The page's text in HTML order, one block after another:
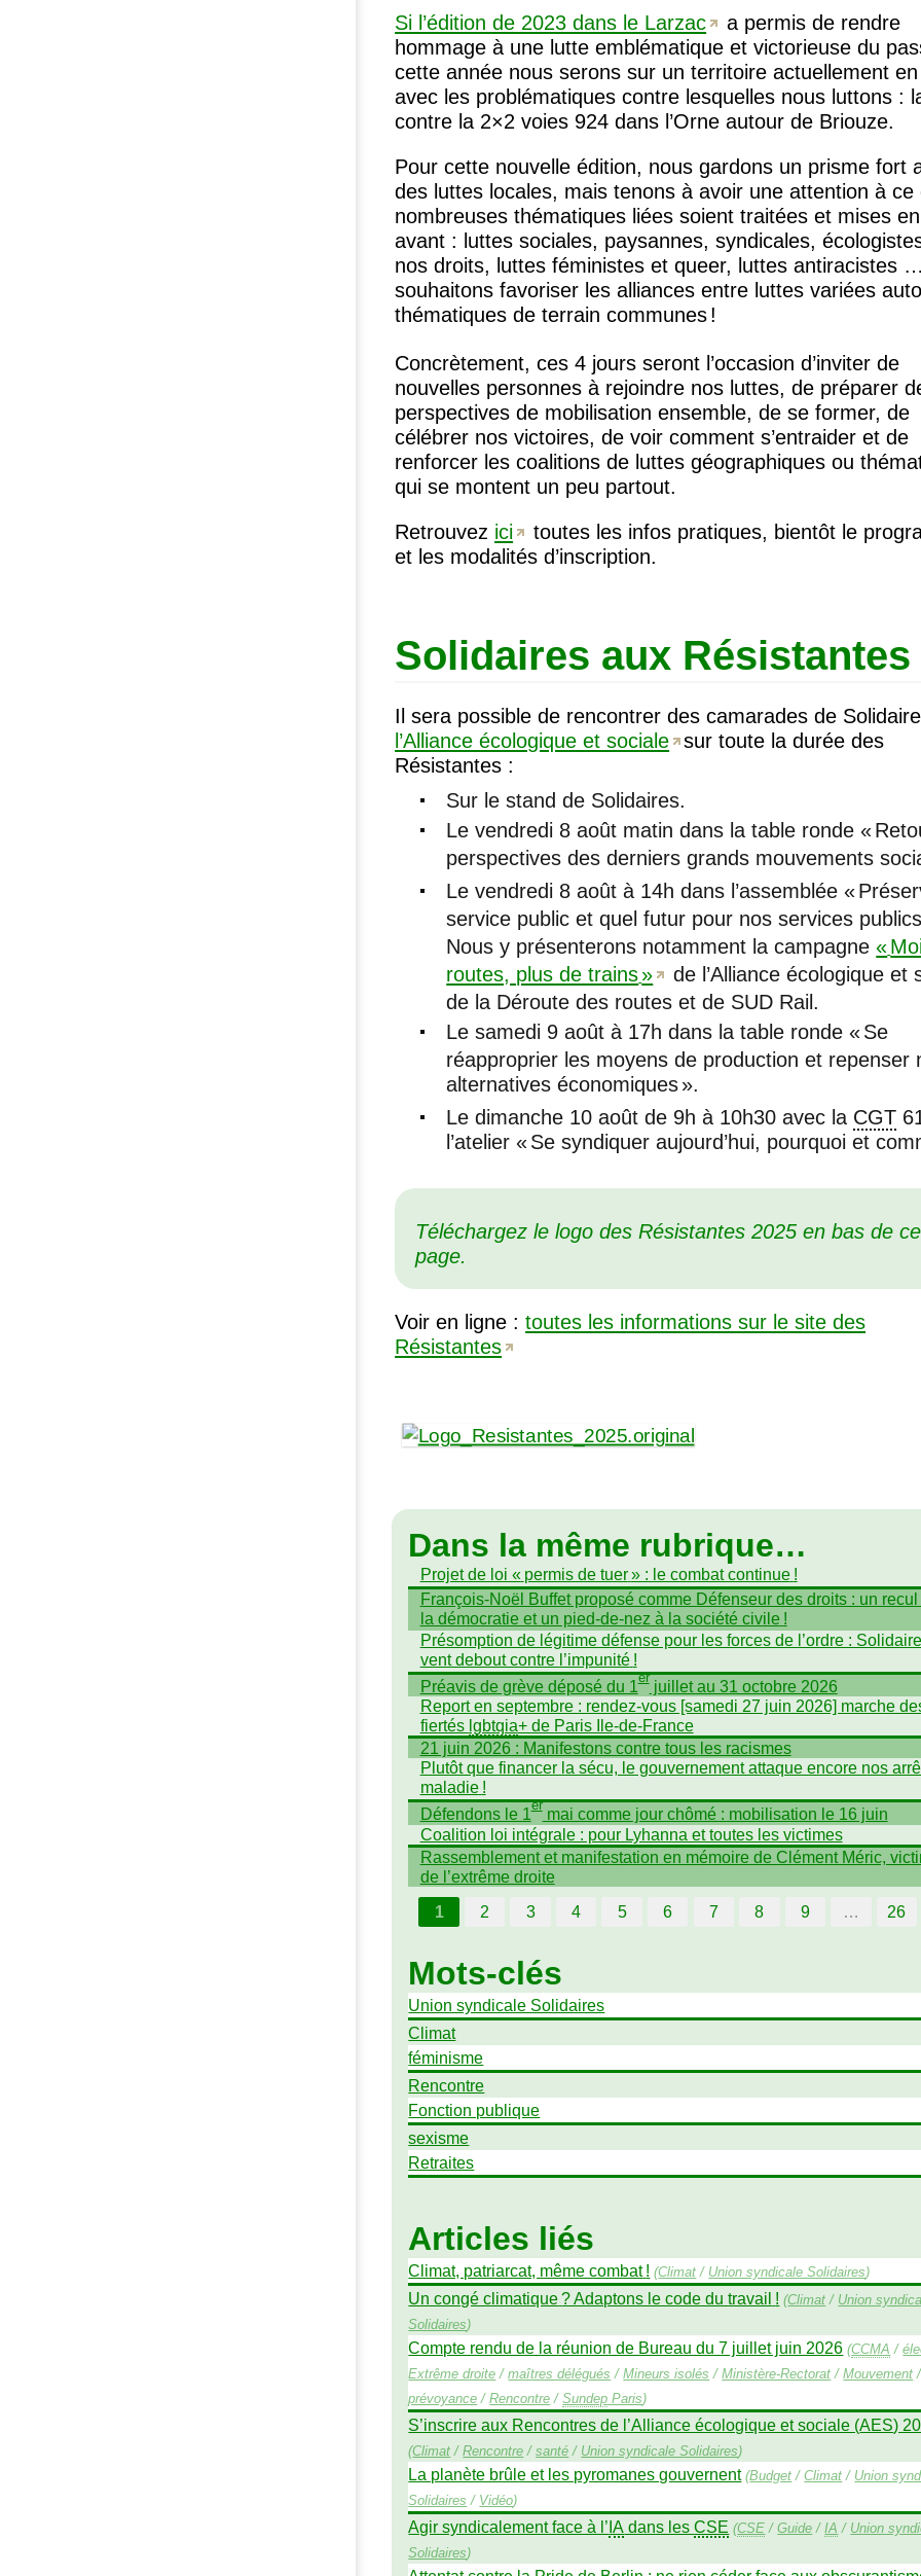
Si l’édition de 2023 dans le Larzac
a permis de rendre
hommage à une lutte emblématique et victorieuse du
cette année nous serons sur un territoire actuellement
avec les problématiques contre lesquelles nous luttons :
contre la 2×2 voies 924 dans l’Orne autour de Briouze.
Pour cette nouvelle édition, nous gardons un prisme fort
des luttes locales, mais tenons à avoir une attention à ce
nombreuses thématiques liées soient traitées et mises en
avant : luttes sociales, paysannes, syndicales,
nos droits, luttes féministes et queer, luttes antiracistes
souhaitons favoriser les alliances entre luttes variées
thématiques de terrain communes!
Concrètement, ces 4 jours seront l’occasion d’inviter de
nouvelles personnes à rejoindre nos luttes, de préparer
perspectives de mobilisation ensemble, de se former, de
célébrer nos victoires, de voir comment s’entraider et de
renforcer les coalitions de luttes géographiques ou
qui se montent un peu partout.
Retrouvez ici
toutes les infos pratiques, bientôt le
et les modalités d’inscription.
Solidaires aux Résistantes
Il sera possible de rencontrer des camarades de
l’Alliance écologique et sociale
sur toute la durée des
Résistantes :
Sur le stand de Solidaires.
Le vendredi 8 août matin dans la table ronde «
perspectives des derniers grands mouvements
Le vendredi 8 août à 14h dans l’assemblée «
service public et quel futur pour nos services publics
Nous y présenterons notamment la campagne «
routes, plus de trains»
de l’Alliance écologique et
de la Déroute des routes et de SUD Rail.
Le samedi 9 août à 17h dans la table ronde «Se
réapproprier les moyens de production et repenser
alternatives économiques».
Le dimanche 10 août de 9h à 10h30 avec la CGT
l’atelier «Se syndiquer aujourd’hui, pourquoi et
Téléchargez le logo des Résistantes 2025 en bas de
page.
Voir en ligne :toutes les informations sur le site des
Résistantes
Dans la même rubrique…
Projet de loi « permis de tuer» : le combat continue !
François-Noël Buffet proposé comme Défenseur des droits : un recul
la démocratie et un pied-de-nez à la société civile !
Présomption de légitime défense pour les forces de l’ordre :
vent debout contre l’impunité !
Préavis de grève déposé du 1erjuillet au 31 octobre 2026
Report en septembre : rendez-vous [samedi 27 juin 2026] marche
fiertés lgbtqia+ de Paris Ile-de-France
21 juin 2026 : Manifestons contre tous les racismes
Plutôt que financer la sécu, le gouvernement attaque encore nos
maladie !
Défendons le 1ermai comme jour chômé : mobilisation le 16 juin
Coalition loi intégrale : pour Lyhanna et toutes les victimes
Rassemblement et manifestation en mémoire de Clément Méric,
de l’extrême droite
1
2 3 4 5 6 7 8 9 … 26
Mots-clés
Union syndicale Solidaires
Climat
féminisme
Rencontre
Fonction publique
sexisme
Retraites
Articles liés
Climat, patriarcat, même combat ! (Climat / Union syndicale Solidaires)
Un congé climatique? Adaptons le code du travail ! (Climat / Union
Solidaires)
Compte rendu de la réunion de Bureau du 7 juillet juin 2026 (CCMA /
Extrême droite /maîtres délégués /Mineurs isolés /Ministère-Rectorat /Mouvement /
prévoyance /Rencontre /Sundep Paris)
S’inscrire aux Rencontres de l’Alliance écologique et sociale (AES)
(Climat /Rencontre /santé / Union syndicale Solidaires)
La planète brûle et les pyromanes gouvernent (Budget /Climat / Union
Solidaires / Vidéo)
Agir syndicalement face à l’IA dans lesCSE (CSE /Guide /IA / Union
Solidaires)